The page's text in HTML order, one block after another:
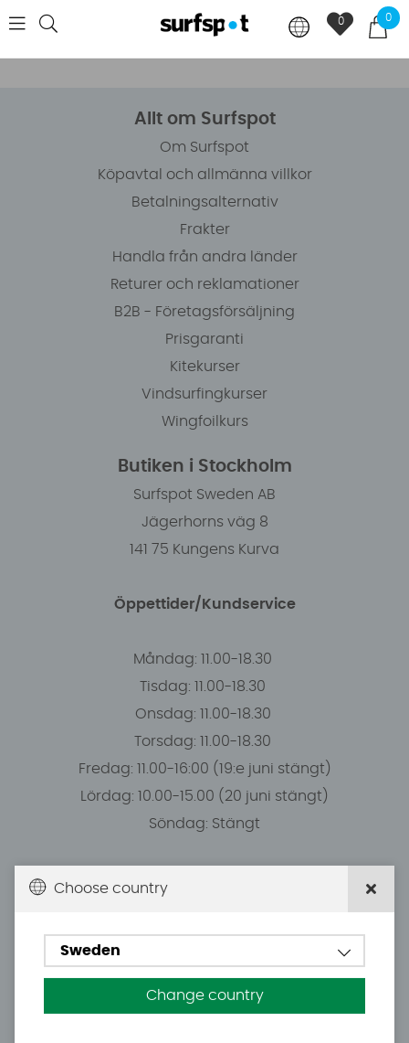
0
0
Allt om Surfspot
Om Surfspot
Köpavtal och allmänna villkor
Betalningsalternativ
Frakter
Handla från andra länder
Returer och reklamationer
B2B - Företagsförsäljning
Prisgaranti
Kitekurser
Vindsurfingkurser
Wingfoilkurs
Butiken i Stockholm
Surfspot Sweden AB
Jägerhorns väg 8
141 75 Kungens Kurva
Öppettider/Kundservice
Måndag: 11.00-18.30
Tisdag: 11.00-18.30
Onsdag: 11.00-18.30
Torsdag: 11.00-18.30
Fredag: 11.00-16:00 (19:e juni stängt)
Lördag: 10.00-15.00 (20 juni stängt)
Söndag: Stängt
Du kan hämta ordrar efter överenskommelse från
E-post: info@surfspot.se
Choose country
Sweden
Change country